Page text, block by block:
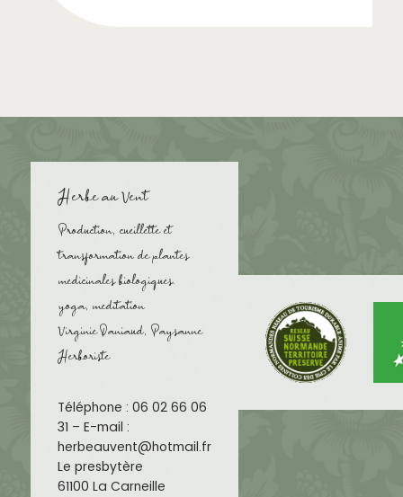
Herbe au Vent
Production, cueillette et
transformation de plantes
medicinales biologiques.
yoga, meditation
Virginie Daniaud, Paysanne
Herboriste
Téléphone : 06 02 66 06
31 – E-mail :
herbeauvent@hotmail.fr
Le presbytère
61100 La Carneille